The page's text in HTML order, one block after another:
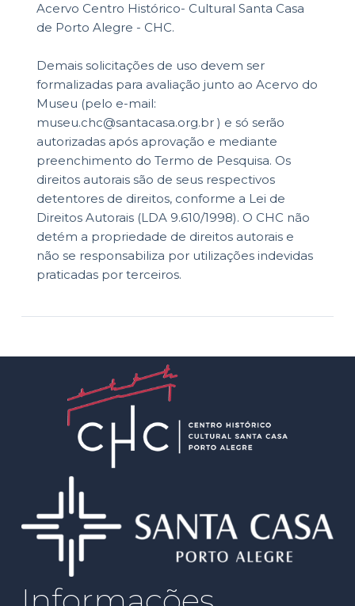
Acervo Centro Histórico- Cultural Santa Casa
de Porto Alegre - CHC.
Demais solicitações de uso devem ser
formalizadas para avaliação junto ao Acervo do
Museu (pelo e-mail:
museu.chc@santacasa.org.br ) e só serão
autorizadas após aprovação e mediante
preenchimento do Termo de Pesquisa. Os
direitos autorais são de seus respectivos
detentores de direitos, conforme a Lei de
Direitos Autorais (LDA 9.610/1998). O CHC não
detém a propriedade de direitos autorais e
não se responsabiliza por utilizações indevidas
praticadas por terceiros.